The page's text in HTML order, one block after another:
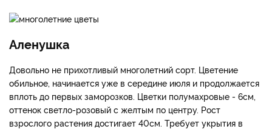
Аленушка
Довольно не прихотливый многолетний сорт. Цветение
обильное, начинается уже в середине июля и продолжается
вплоть до первых заморозков. Цветки полумахровые - 6см,
оттенок светло-розовый с желтым по центру. Рост
взрослого растения достигает 40см. Требует укрытия в